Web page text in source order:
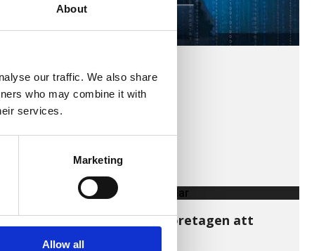
About
our traffic. We also share
who may combine it with
services.
Marketing
Allow all
Försäkringsartiklar
Polisen ber företagen att